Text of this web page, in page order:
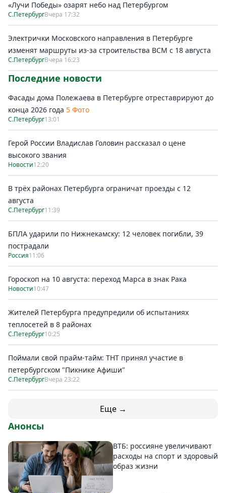
«Лучи Победы» озарят небо над Петербургом
С.ПетербургВчера 17:32
Электрички Московского направления в Петербурге
изменят маршруты из-за строительства ВСМ с 18 августа
С.ПетербургВчера 16:23
Последние новости
Фасады дома Полежаева в Петербурге отреставрируют до
конца 2026 года 5 Фото
С.Петербург13:01
Герой России Владислав Головин рассказал о цене
высокого звания
Новости12:20
В трёх районах Петербурга ограничат проезды с 12
августа
С.Петербург11:39
БПЛА ударили по Нижнекамску: 12 человек погибли, 39
пострадали
Россия11:06
Гороскоп на 10 августа: переход Марса в знак Рака
Новости10:47
Жителей Петербурга предупредили об испытаниях
теплосетей в 8 районах
С.Петербург10:25
Поймали свой прайм-тайм: ТНТ принял участие в
петербургском "Пикнике Афиши"
С.ПетербургВчера 23:22
Еще →
Анонсы
ВТБ: россияне увеличивают
расходы на спорт и здоровый
образ жизни